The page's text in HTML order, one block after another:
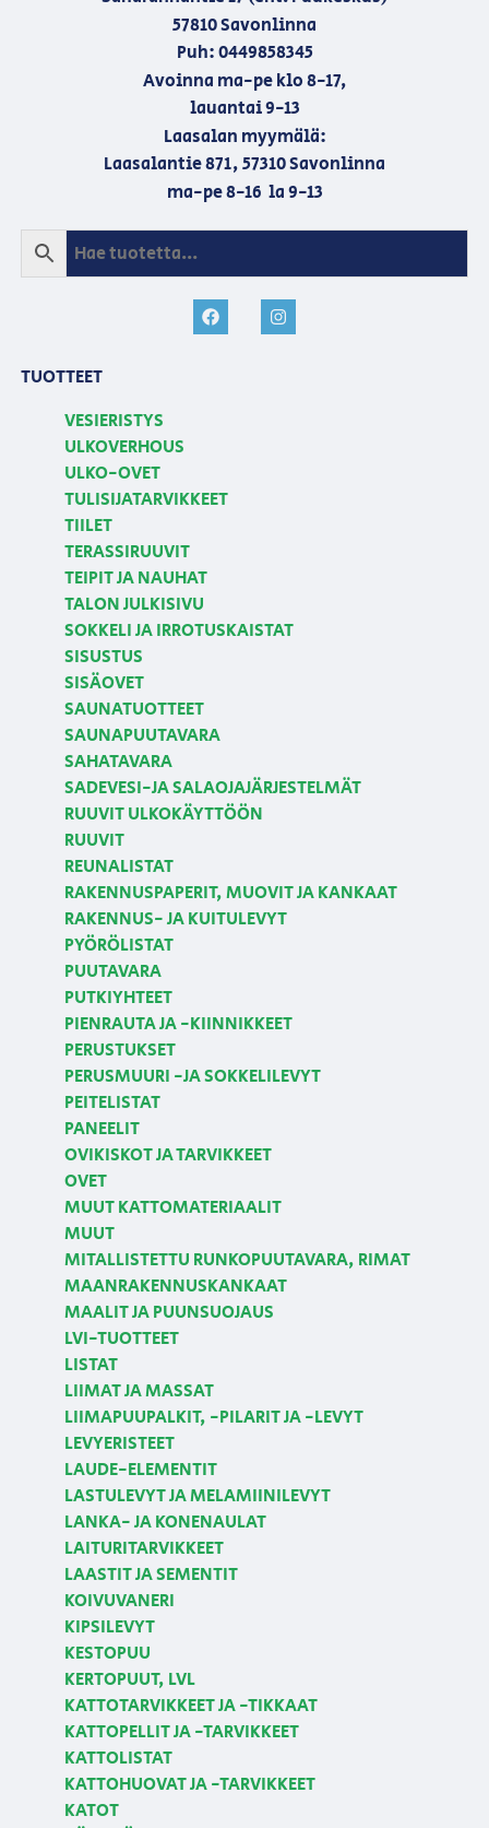
57810 Savonlinna
Puh: 0449858345
Avoinna ma-pe klo 8-17,
lauantai 9-13
Laasalan myymälä:
Laasalantie 871, 57310 Savonlinna
ma-pe 8-16 la 9-13
TUOTTEET
VESIERISTYS
ULKOVERHOUS
ULKO-OVET
TULISIJATARVIKKEET
TIILET
TERASSIRUUVIT
TEIPIT JA NAUHAT
TALON JULKISIVU
SOKKELI JA IRROTUSKAISTAT
SISUSTUS
SISÄOVET
SAUNATUOTTEET
SAUNAPUUTAVARA
SAHATAVARA
SADEVESI-JA SALAOJAJÄRJESTELMÄT
RUUVIT ULKOKÄYTTÖÖN
RUUVIT
REUNALISTAT
RAKENNUSPAPERIT, MUOVIT JA KANKAAT
RAKENNUS- JA KUITULEVYT
PYÖRÖLISTAT
PUUTAVARA
PUTKIYHTEET
PIENRAUTA JA -KIINNIKKEET
PERUSTUKSET
PERUSMUURI -JA SOKKELILEVYT
PEITELISTAT
PANEELIT
OVIKISKOT JA TARVIKKEET
OVET
MUUT KATTOMATERIAALIT
MUUT
MITALLISTETTU RUNKOPUUTAVARA, RIMAT
MAANRAKENNUSKANKAAT
MAALIT JA PUUNSUOJAUS
LVI-TUOTTEET
LISTAT
LIIMAT JA MASSAT
LIIMAPUUPALKIT, -PILARIT JA -LEVYT
LEVYERISTEET
LAUDE-ELEMENTIT
LASTULEVYT JA MELAMIINILEVYT
LANKA- JA KONENAULAT
LAITURITARVIKKEET
LAASTIT JA SEMENTIT
KOIVUVANERI
KIPSILEVYT
KESTOPUU
KERTOPUUT, LVL
KATTOTARVIKKEET JA -TIKKAAT
KATTOPELLIT JA -TARVIKKEET
KATTOLISTAT
KATTOHUOVAT JA -TARVIKKEET
KATOT